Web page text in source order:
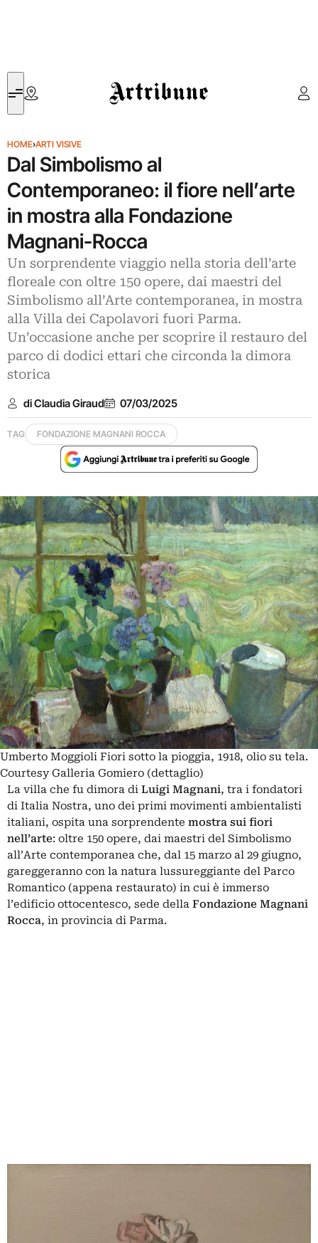
Artribune
HOME›ARTI VISIVE
Dal Simbolismo al
Contemporaneo: il fiore nell’arte
in mostra alla Fondazione
Magnani-Rocca
Un sorprendente viaggio nella storia dell’arte
floreale con oltre 150 opere, dai maestri del
Simbolismo all’Arte contemporanea, in mostra
alla Villa dei Capolavori fuori Parma.
Un’occasione anche per scoprire il restauro del
parco di dodici ettari che circonda la dimora
storica
di Claudia Giraud 07/03/2025
TAG FONDAZIONE MAGNANI ROCCA
Umberto Moggioli Fiori sotto la pioggia, 1918, olio su tela.
Courtesy Galleria Gomiero (dettaglio)
La villa che fu dimora di Luigi Magnani, tra i fondatori
di Italia Nostra, uno dei primi movimenti ambientalisti
italiani, ospita una sorprendente mostra sui fiori
nell’arte: oltre 150 opere, dai maestri del Simbolismo
all’Arte contemporanea che, dal 15 marzo al 29 giugno,
gareggeranno con la natura lussureggiante del Parco
Romantico (appena restaurato) in cui è immerso
l’edificio ottocentesco, sede della Fondazione Magnani
Rocca, in provincia di Parma.